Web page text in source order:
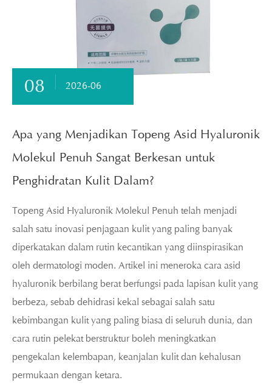
08 2026-06
Apa yang Menjadikan Topeng Asid Hyaluronik
Molekul Penuh Sangat Berkesan untuk
Penghidratan Kulit Dalam?
Topeng Asid Hyaluronik Molekul Penuh telah menjadi
salah satu inovasi penjagaan kulit yang paling banyak
diperkatakan dalam rutin kecantikan yang diinspirasikan
oleh dermatologi moden. Artikel ini meneroka cara asid
hyaluronik berbilang berat berfungsi pada lapisan kulit yang
berbeza, sebab dehidrasi kekal sebagai salah satu
kebimbangan kulit yang paling biasa di seluruh dunia, dan
cara rutin pelekat berstruktur boleh meningkatkan
pengekalan kelembapan, keanjalan kulit dan kehalusan
permukaan dengan ketara.